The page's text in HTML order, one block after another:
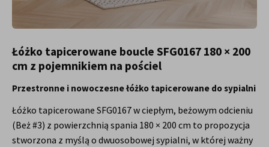
Łóżko tapicerowane boucle SFG0167 180 × 200
cm z pojemnikiem na pościel
Przestronne i nowoczesne łóżko tapicerowane do sypialni
Łóżko tapicerowane SFG0167 w ciepłym, beżowym odcieniu
(Beż #3) z powierzchnią spania 180 × 200 cm to propozycja
stworzona z myślą o dwuosobowej sypialni, w której ważny